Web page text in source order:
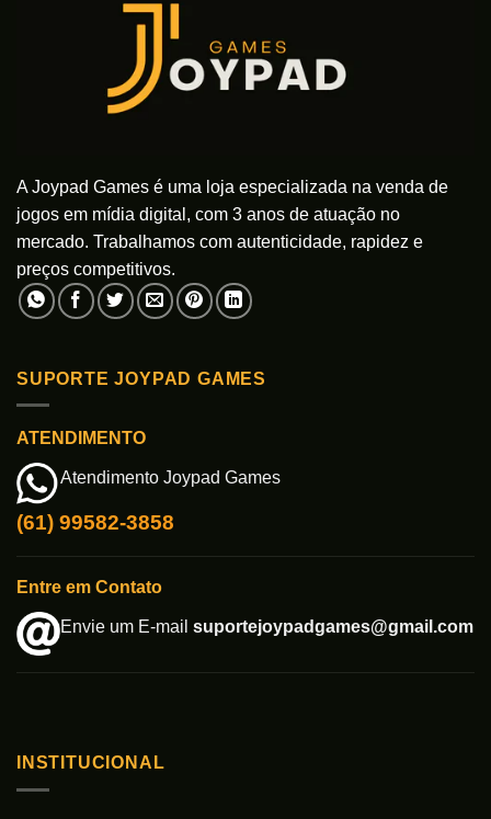
A Joypad Games é uma loja especializada na venda de
jogos em mídia digital, com 3 anos de atuação no
mercado. Trabalhamos com autenticidade, rapidez e
preços competitivos.
SUPORTE JOYPAD GAMES
ATENDIMENTO
Atendimento Joypad Games
(61) 99582-3858
Entre em Contato
Envie um E-mail suportejoypadgames@gmail.com
INSTITUCIONAL